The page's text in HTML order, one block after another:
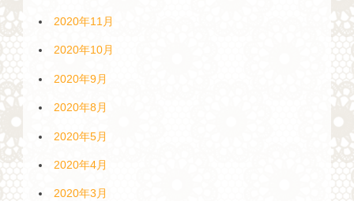
2020年11月
2020年10月
2020年9月
2020年8月
2020年5月
2020年4月
2020年3月